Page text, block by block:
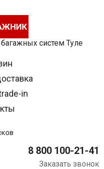
in
8 800 100-21-41
Заказать звонок